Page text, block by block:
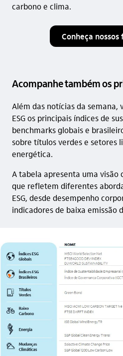
carbono e clima.
Conheça nossos
Acompanhe também os
Além das notícias da semana,
ESG os principais índices de
benchmarks globais e
sobre títulos verdes e setores
energética.
A tabela apresenta uma visão
que refletem diferentes
ESG, desde desempenho
indicadores de baixa emissão